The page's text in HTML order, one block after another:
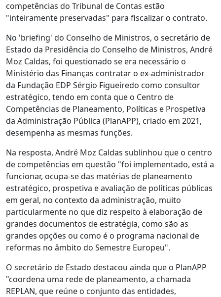
competências do Tribunal de Contas estão
"inteiramente preservadas" para fiscalizar o contrato.
No 'briefing' do Conselho de Ministros, o secretário de
Estado da Presidência do Conselho de Ministros, André
Moz Caldas, foi questionado se era necessário o
Ministério das Finanças contratar o ex-administrador
da Fundação EDP Sérgio Figueiredo como consultor
estratégico, tendo em conta que o Centro de
Competências de Planeamento, Políticas e Prospetiva
da Administração Pública (PlanAPP), criado em 2021,
desempenha as mesmas funções.
Na resposta, André Moz Caldas sublinhou que o centro
de competências em questão "foi implementado, está a
funcionar, ocupa-se das matérias de planeamento
estratégico, prospetiva e avaliação de políticas públicas
em geral, no contexto da administração, muito
particularmente no que diz respeito à elaboração de
grandes documentos de estratégia, como são as
grandes opções ou como é o programa nacional de
reformas no âmbito do Semestre Europeu".
O secretário de Estado destacou ainda que o PlanAPP
"coordena uma rede de planeamento, a chamada
REPLAN, que reúne o conjunto das entidades,